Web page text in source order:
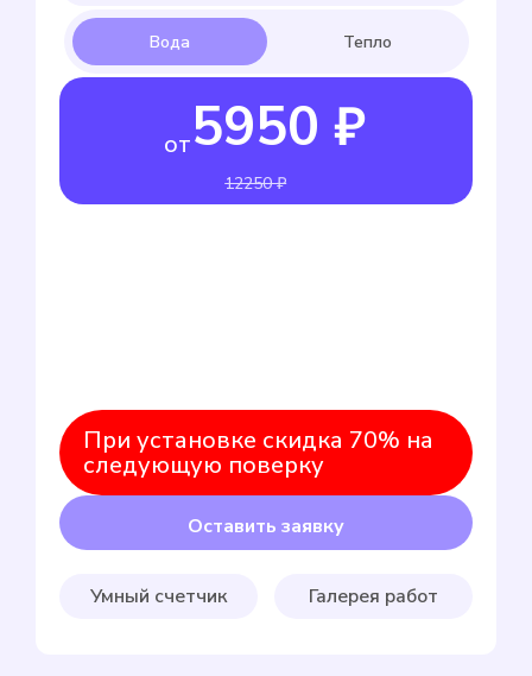
от5950 ₽
12250 ₽
При установке скидка 70% на
следующую поверку
Оставить заявку
Умный счетчик Галерея работ